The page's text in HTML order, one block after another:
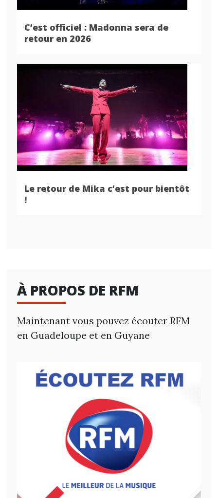
C’est officiel : Madonna sera de
retour en 2026
Le retour de Mika c’est pour bientôt
!
À PROPOS DE RFM
Maintenant vous pouvez écouter RFM
en Guadeloupe et en Guyane